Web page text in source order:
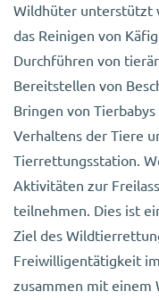
Wildhüter unterstützt
das Reinigen von
Durchführen von
Bereitstellen von
Bringen von
Verhaltens der Tiere
Tierrettungsstation.
Aktivitäten zur
teilnehmen. Dies ist
Ziel des
Freiwilligentätigkeit
zusammen mit einem